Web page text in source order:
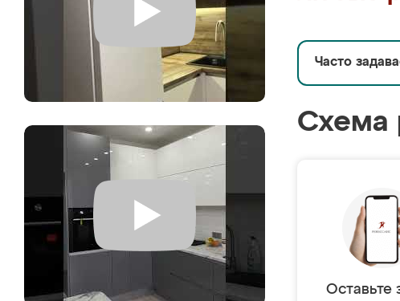
Часто
Схема
Оставьте